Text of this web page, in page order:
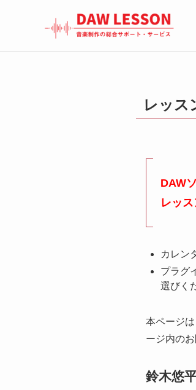
レッス
DAW
レッ
カレン
プラグ
選びく
本ページ
ージ内の
鈴木悠